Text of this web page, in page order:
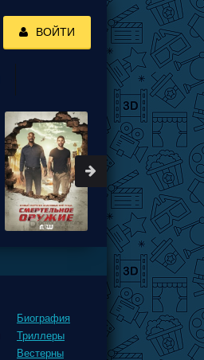
Биография
Триллеры
Вестерны
ВОЙТИ